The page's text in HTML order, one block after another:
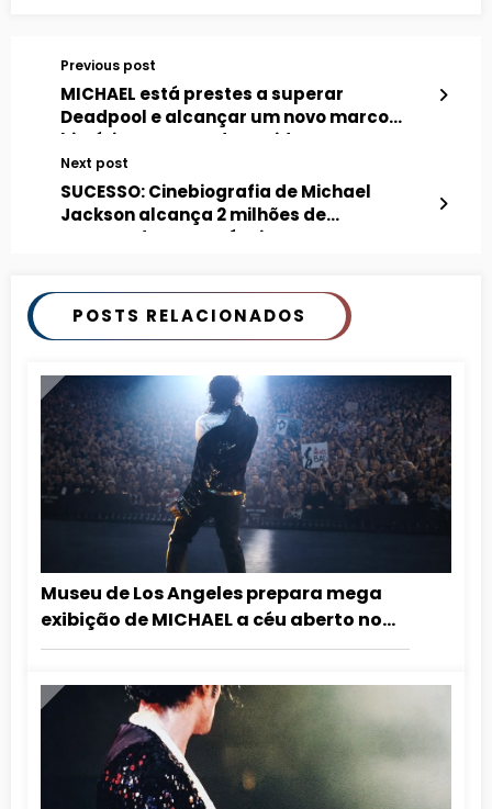
Previous post
MICHAEL está prestes a superar
Deadpool e alcançar um novo marco
histórico nos Estados Unidos
Next post
SUCESSO: Cinebiografia de Michael
Jackson alcança 2 milhões de
espectadores na Rússia
POSTS RELACIONADOS
Museu de Los Angeles prepara mega
exibição de MICHAEL a céu aberto no
aniversário do Rei do Pop